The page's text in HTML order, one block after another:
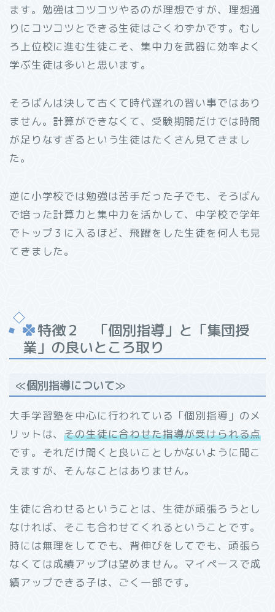
ます。勉強はコツコツやるのが理想ですが、理想通
りにコツコツとできる生徒はごくわずかです。むし
ろ上位校に進む生徒こそ、集中力を武器に効率よく
学ぶ生徒は多いと思います。
そろばんは決して古くて時代遅れの習い事ではあり
ません。計算ができなくて、受験期間だけでは時間
が足りなすぎるという生徒はたくさん見てきまし
た。
逆に小学校では勉強は苦手だった子でも、そろばん
で培った計算力と集中力を活かして、中学校で学年
でトップ３に入るほど、飛躍をした生徒を何人も見
てきました。
特徴２ 「個別指導」と「集団授
業」の良いところ取り
≪個別指導について≫
大手学習塾を中心に行われている「個別指導」のメ
リットは、その生徒に合わせた指導が受けられる点
です。それだけ聞くと良いことしかないように聞こ
えますが、そんなことはありません。
生徒に合わせるということは、生徒が頑張ろうとし
なければ、そこも合わせてくれるということです。
時には無理をしてでも、背伸びをしてでも、頑張ら
なくては成績アップは望めません。マイペースで成
績アップできる子は、ごく一部です。